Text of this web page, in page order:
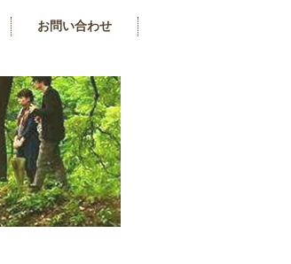
お問い合わせ